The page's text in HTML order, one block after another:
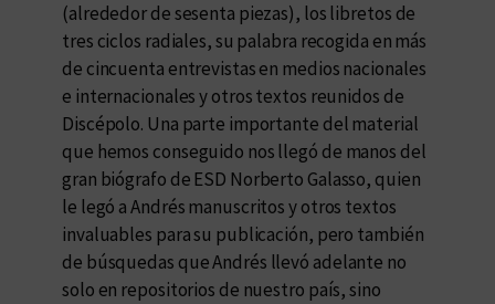
(alrededor de sesenta piezas), los libretos de
tres ciclos radiales, su palabra recogida en más
de cincuenta entrevistas en medios nacionales
e internacionales y otros textos reunidos de
Discépolo. Una parte importante del material
que hemos conseguido nos llegó de manos del
gran biógrafo de ESD Norberto Galasso, quien
le legó a Andrés manuscritos y otros textos
invaluables para su publicación, pero también
de búsquedas que Andrés llevó adelante no
solo en repositorios de nuestro país, sino